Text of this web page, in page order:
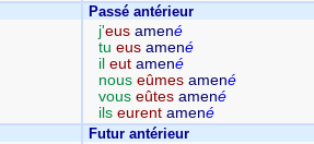
Passé antérieur
j'eus amené
tu eus amené
il eut amené
nous eûmes amené
vous eûtes amené
ils eurent amené
Futur antérieur